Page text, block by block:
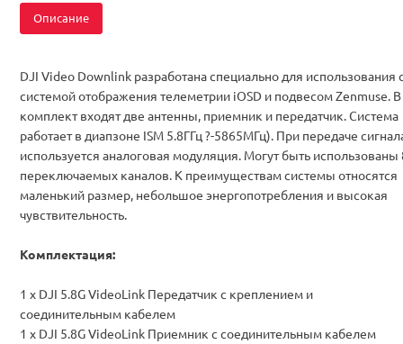
Описание
DJI Video Downlink разработана специально для использования
системой отображения телеметрии iOSD и подвесом Zenmuse. В
комплект входят две антенны, приемник и передатчик. Система
работает в диапзоне ISM 5.8ГГц ?-5865МГц). При передаче
используется аналоговая модуляция. Могут быть использованы
переключаемых каналов. К преимуществам системы относятся
маленький размер, небольшое энергопотребления и высокая
чувствительность.
Комплектация:
1 x DJI 5.8G VideoLink Передатчик с креплением и
соединительным кабелем
1 x DJI 5.8G VideoLink Приемник с соединительным кабелем